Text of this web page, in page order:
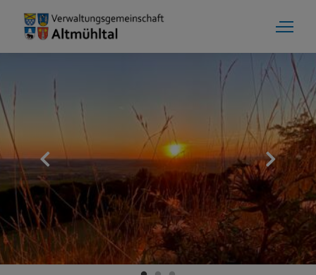
Aktuelles
Verwaltungsgemeinschaft
Gemeinde Alesheim